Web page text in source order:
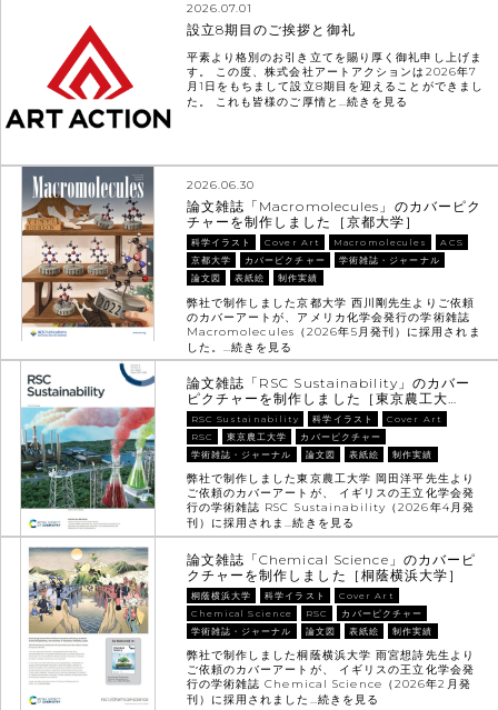
2026.07.01
設立8期目のご挨拶と御礼
平素より格別のお引き立てを賜り厚く御礼申し上げま
す。 この度、株式会社アートアクションは2026年7
月1日をもちまして設立8期目を迎えることができまし
た。 これも皆様のご厚情と… 続きを見る
2026.06.30
論文雑誌「Macromolecules」のカバーピク
チャーを制作しました［京都大学］
科学イラスト Cover Art Macromolecules
ACS
京都大学
カバーピクチャー
学術雑誌・ジャーナル
論文図
表紙絵 制作実績
弊社で制作しました京都大学 西川剛先生よりご依頼
のカバーアートが、アメリカ化学会発行の学術雑誌
Macromolecules（2026年5月発刊）に採用されま
した。… 続きを見る
論文雑誌「RSC Sustainability」のカバー
ピクチャーを制作しました［東京農工大…
RSC Sustainability 科学イラスト
Cover Art
RSC
東京農工大学
カバーピクチャー
学術雑誌・ジャーナル
論文図 表紙絵 制作実績
弊社で制作しました東京農工大学 岡田洋平先生より
ご依頼のカバーアートが、 イギリスの王立化学会発
行の学術雑誌 RSC Sustainability（2026年4月発
刊）に採用されま…続きを見る
論文雑誌「Chemical Science」のカバーピ
クチャーを制作しました［桐蔭横浜大学］
桐蔭横浜大学 科学イラスト
Cover Art
Chemical Science
RSC
カバーピクチャー
学術雑誌・ジャーナル
論文図 表紙絵 制作実績
弊社で制作しました桐蔭横浜大学 雨宮想詩先生より
ご依頼のカバーアートが、 イギリスの王立化学会発
行の学術雑誌 Chemical Science（2026年2月発
刊）に採用されました…続きを見る